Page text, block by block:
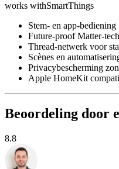
works withSmartThings
Stem- en app-bediening
Future-proof Matter-
Thread-netwerk voor
Scènes en
Privacybescherming
Apple HomeKit
Beoordeling door
8.8